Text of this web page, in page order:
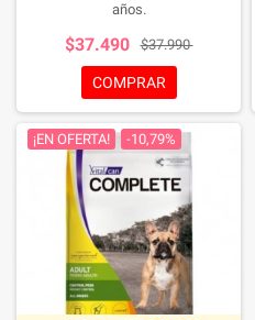
años.
$37.490 $37.990
COMPRAR
¡EN OFERTA! -10,79%